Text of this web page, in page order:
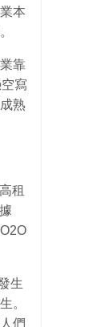
本
靠
寫
熟
租
生
。
們